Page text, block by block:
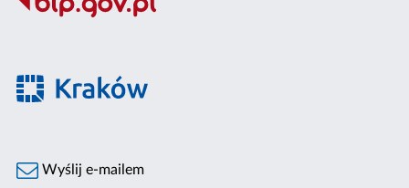
Wyślij e-mailem